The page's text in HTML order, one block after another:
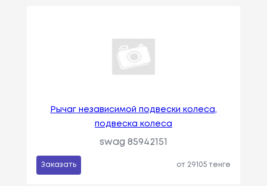
Рычаг независимой подвески колеса,
подвеска колеса
swag 85942151
Заказать от 29105 тенге